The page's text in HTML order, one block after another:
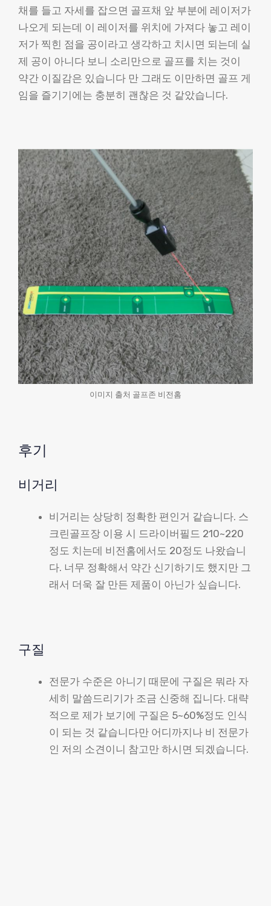
채를 들고 자세를 잡으면 골프채 앞 부분에 레이저가
나오게 되는데 이 레이저를 위치에 가져다 놓고 레이
저가 찍힌 점을 공이라고 생각하고 치시면 되는데 실
제 공이 아니다 보니 소리만으로 골프를 치는 것이
약간 이질감은 있습니다 만 그래도 이만하면 골프 게
임을 즐기기에는 충분히 괜찮은 것 같았습니다.
이미지 출처 골프존 비전홈
후기
비거리
비거리는 상당히 정확한 편인거 같습니다. 스
크린골프장 이용 시 드라이버필드 210~220
정도 치는데 비전홈에서도 20정도 나왔습니
다. 너무 정확해서 약간 신기하기도 했지만 그
래서 더욱 잘 만든 제품이 아닌가 싶습니다.
구질
전문가 수준은 아니기 때문에 구질은 뭐라 자
세히 말씀드리기가 조금 신중해 집니다. 대략
적으로 제가 보기에 구질은 5~60%정도 인식
이 되는 것 같습니다만 어디까지나 비 전문가
인 저의 소견이니 참고만 하시면 되겠습니다.